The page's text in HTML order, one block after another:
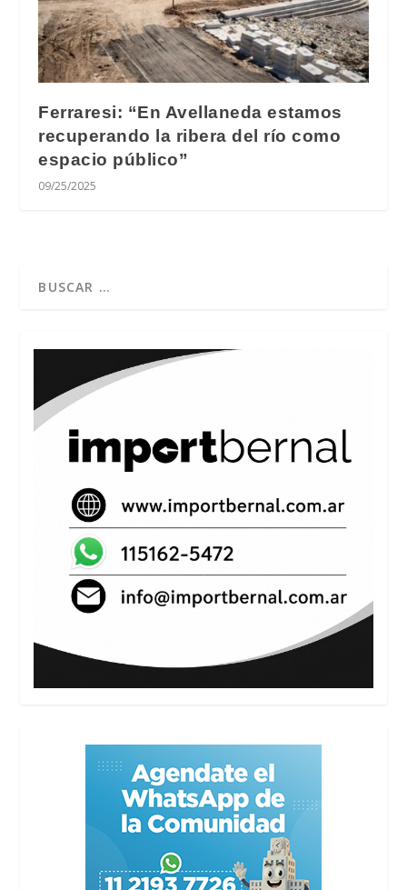
Ferraresi: “En Avellaneda estamos
recuperando la ribera del río como
espacio público”
09/25/2025